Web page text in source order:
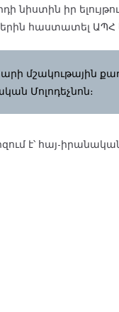
նիստին իր
հաստատել ԱՊՀ
մշակութային
Մոլոդեչնոն։
է՝ հայ-